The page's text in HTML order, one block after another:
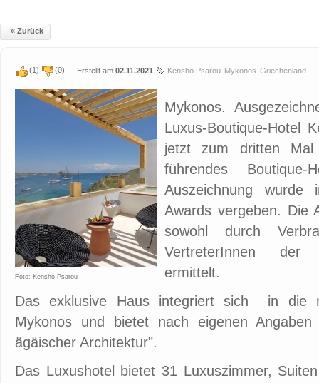
« Zurück
(1) (0) Erstellt am 02.11.2021 Kensho Psarou Mykonos Griechenland
Foto: Kensho Psarou
Mykonos.
Luxus-Boutique-Hotel
jetzt zum dritten Mal
führendes
Auszeichnung
Awards vergeben. Die
sowohl durch
VertreterInnen der
ermittelt.
Das exklusive Haus integriert sich in die
Mykonos und bietet nach eigenen
ägäischer Architektur".
Das Luxushotel bietet 31 Luxuszimmer,